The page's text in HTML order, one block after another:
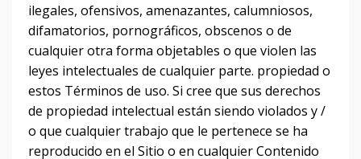
ilegales, ofensivos, amenazantes, calumniosos,
difamatorios, pornográficos, obscenos o de
cualquier otra forma objetables o que violen las
leyes intelectuales de cualquier parte. propiedad o
estos Términos de uso. Si cree que sus derechos
de propiedad intelectual están siendo violados y /
o que cualquier trabajo que le pertenece se ha
reproducido en el Sitio o en cualquier Contenido